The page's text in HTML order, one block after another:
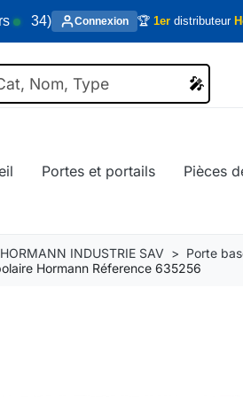
34) Connexion 🏆 1er distributeur
🎤
🎤
Portes et portails Pièces
HORMANN INDUSTRIE SAV
Porte
Hormann Réference 635256